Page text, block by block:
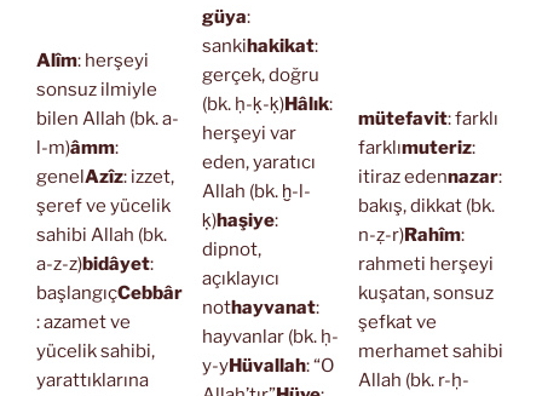
Alîm: herşeyi
sonsuz ilmiyle
bilen Allah (bk. a-
l-m)âmm:
genelAzîz: izzet,
şeref ve yücelik
sahibi Allah (bk.
a-z-z)bidâyet:
başlangıçCebbâr
: azamet ve
yücelik sahibi,
yarattıklarına
güya:
sankihakikat:
gerçek, doğru
(bk. ḥ-ḳ-ḳ)Hâlık:
herşeyi var
eden, yaratıcı
Allah (bk. ḫ-l-
ḳ)haşiye:
dipnot,
açıklayıcı
nothayvanat:
hayvanlar (bk. ḥ-
y-yHüvallah: “O
mütefavit: farklı
farklımuteriz:
itiraz edennazar:
bakış, dikkat (bk.
n-ẓ-r)Rahîm:
rahmeti herşeyi
kuşatan, sonsuz
şefkat ve
merhamet sahibi
Allah (bk. r-ḥ-